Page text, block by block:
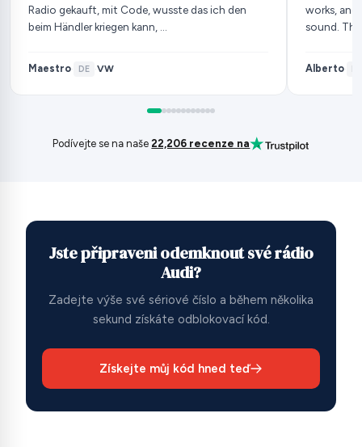
Radio gekauft, mit Code, wusste das ich den
beim Händler kriegen kann, …
Maestro· DE ·VW
works, and
sound.
Alberto·
Podívejte se na naše22,206 recenze na
Jste připraveni odemknout své rádio
Audi?
Zadejte výše své sériové číslo a během několika
sekund získáte odblokovací kód.
Získejte můj kód hned teď